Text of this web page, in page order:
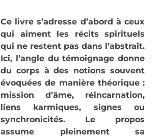
Ce livre s’adresse d’abord à ceux
qui aiment les récits spirituels
qui ne restent pas dans l’abstrait.
Ici, l’angle du témoignage donne
du corps à des notions souvent
évoquées de manière théorique :
mission d’âme, réincarnation,
liens karmiques, signes ou
synchronicités. Le propos
assume pleinement sa